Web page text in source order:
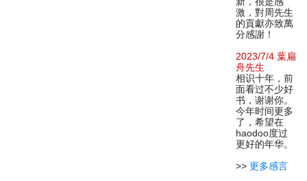
激，對周先生
的貢獻亦致萬
分感謝！
2023/7/4 葉扁
舟先生
相识十年，前
面看过不少好
书，谢谢你。
今年时间更多
了，希望在
haodoo度过
更好的年华。
>> 更多感言